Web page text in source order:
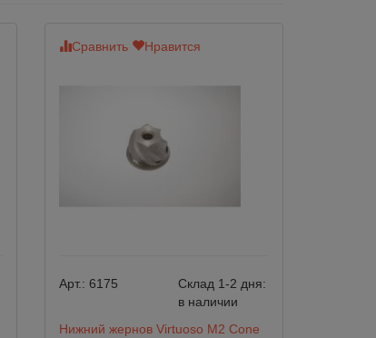
Сравнить Нравится
Арт.:6175
Склад 1-2 дня:
в наличии
Нижний жернов Virtuoso M2 Cone